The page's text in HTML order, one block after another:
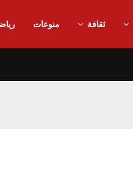
ثقافة منوعات